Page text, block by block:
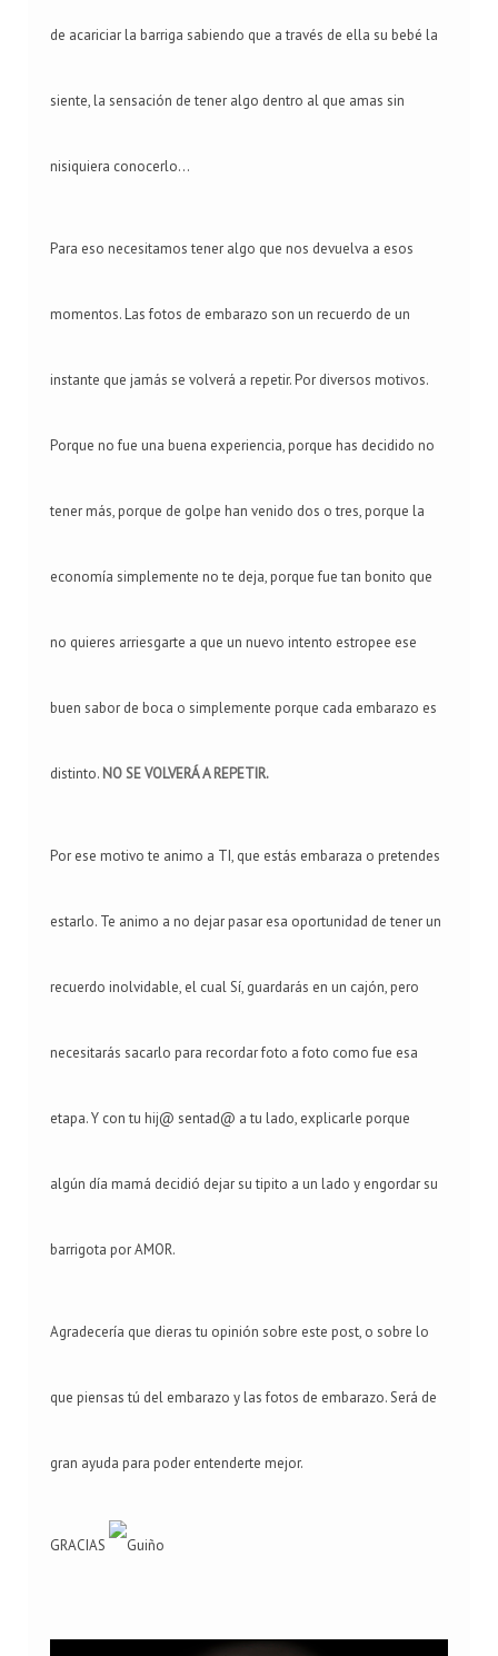
de acariciar la barriga sabiendo que a través de ella su bebé la
siente, la sensación de tener algo dentro al que amas sin
nisiquiera conocerlo...
Para eso necesitamos tener algo que nos devuelva a esos
momentos. Las fotos de embarazo son un recuerdo de un
instante que jamás se volverá a repetir. Por diversos motivos.
Porque no fue una buena experiencia, porque has decidido no
tener más, porque de golpe han venido dos o tres, porque la
economía simplemente no te deja, porque fue tan bonito que
no quieres arriesgarte a que un nuevo intento estropee ese
buen sabor de boca o simplemente porque cada embarazo es
distinto. NO SE VOLVERÁ A REPETIR.
Por ese motivo te animo a TI, que estás embaraza o pretendes
estarlo. Te animo a no dejar pasar esa oportunidad de tener un
recuerdo inolvidable, el cual Sí, guardarás en un cajón, pero
necesitarás sacarlo para recordar foto a foto como fue esa
etapa. Y con tu hij@ sentad@ a tu lado, explicarle porque
algún día mamá decidió dejar su tipito a un lado y engordar su
barrigota por AMOR.
Agradecería que dieras tu opinión sobre este post, o sobre lo
que piensas tú del embarazo y las fotos de embarazo. Será de
gran ayuda para poder entenderte mejor.
GRACIAS